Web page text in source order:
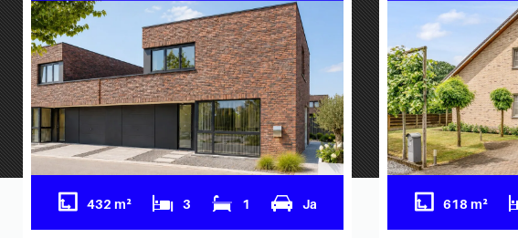
432 m² 3 1 Ja 618 m²